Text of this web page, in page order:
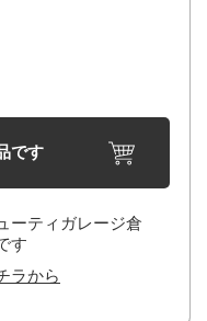
です
ーティガレージ倉
す
ラから